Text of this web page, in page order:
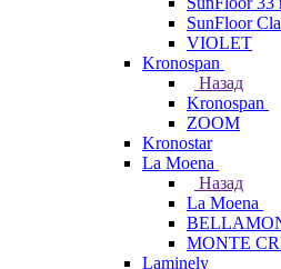
SunFloor
VIOLET
Kronospan
Назад
Kronospan
ZOOM
Kronostar
La Moena
Назад
La Moena
MONTE
Laminely